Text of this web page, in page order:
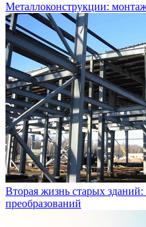
Металлоконструкции:
Вторая жизнь старых
преобразований